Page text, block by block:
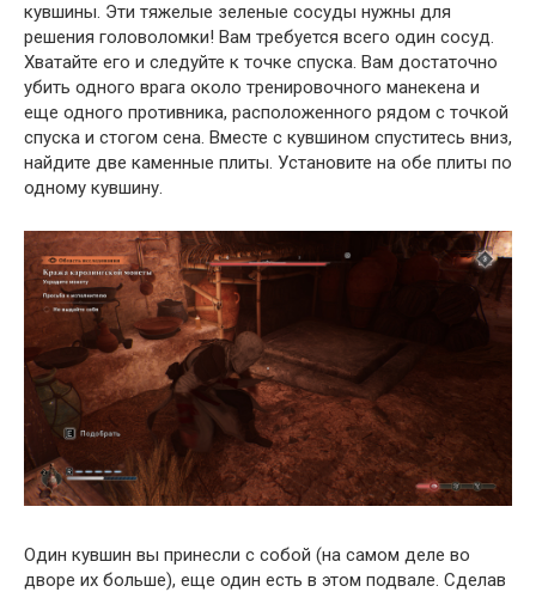
кувшины. Эти тяжелые зеленые сосуды нужны для
решения головоломки! Вам требуется всего один сосуд.
Хватайте его и следуйте к точке спуска. Вам достаточно
убить одного врага около тренировочного манекена и
еще одного противника, расположенного рядом с точкой
спуска и стогом сена. Вместе с кувшином спуститесь вниз,
найдите две каменные плиты. Установите на обе плиты по
одному кувшину.
Один кувшин вы принесли с собой (на самом деле во
дворе их больше), еще один есть в этом подвале. Сделав